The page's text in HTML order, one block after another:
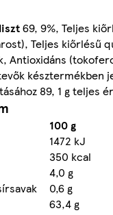
69, 9%, Teljes
Teljes kiőrlésű
Antioxidáns
késztermékben
89, 1 g teljes
100 g
1472 kJ
350 kcal
4,0 g
0,6 g
63,4 g